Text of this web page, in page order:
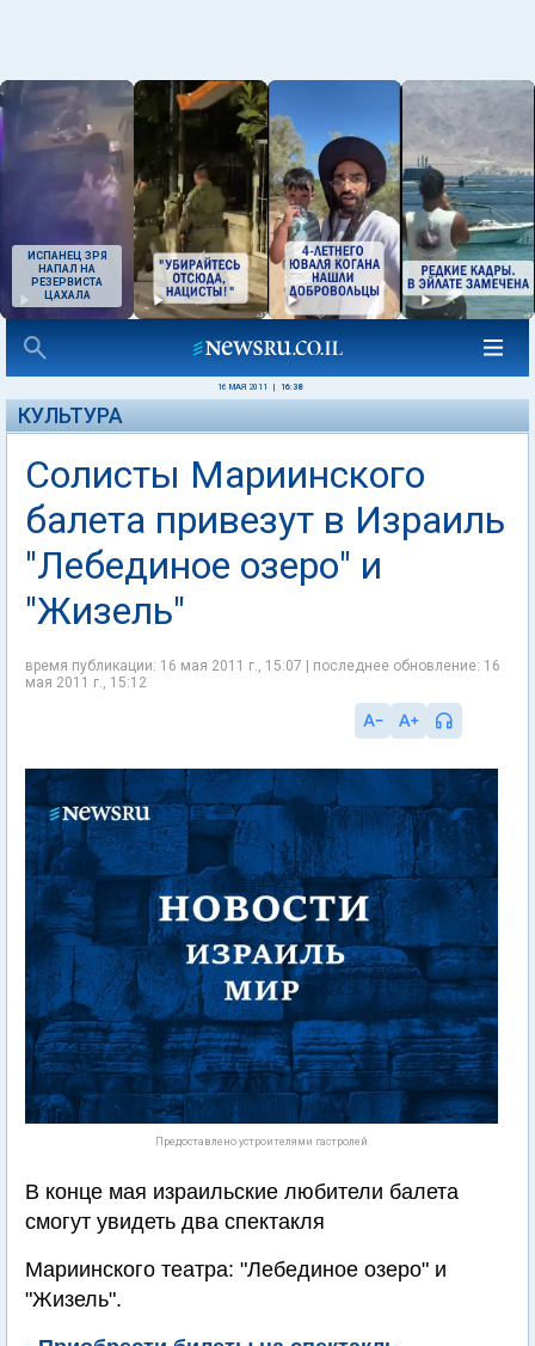
ИСПАНЕЦ ЗРЯ
НАПАЛ НА
РЕЗЕРВИСТА
ЦАХАЛА
16 МАЯ 2011 16:38
КУЛЬТУРА
Солисты Мариинского
балета привезут в Израиль
"Лебединое озеро" и
"Жизель"
время публикации: 16 мая 2011 г., 15:07 | последнее обновление: 16
мая 2011 г., 15:12
Предоставлено устроителями гастролей
В конце мая израильские любители балета
смогут увидеть два спектакля
Мариинского театра: "Лебединое озеро" и
"Жизель".